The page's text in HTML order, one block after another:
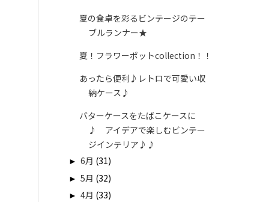
夏の食卓を彩るビンテージのテー
ブルランナー★
夏！フラワーポットcollection！！
あったら便利♪レトロで可愛い収
納ケース♪
バターケースをたばこケースに
♪ アイデアで楽しむビンテー
ジインテリア♪♪
► 6月 (31)
► 5月 (32)
► 4月 (33)